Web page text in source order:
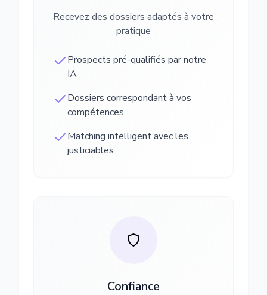
Recevez des dossiers adaptés à votre
pratique
Prospects pré-qualifiés par notre
IA
Dossiers correspondant à vos
compétences
Matching intelligent avec les
justiciables
Confiance